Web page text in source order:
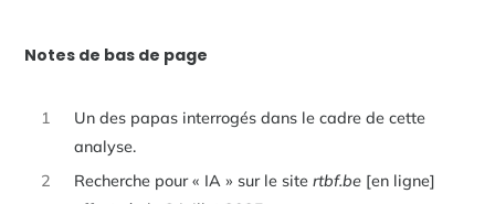
Notes de bas de page
1
Un des papas interrogés dans le cadre de cette
analyse.
2
Recherche pour « IA » sur le sitertbf.be [en ligne]